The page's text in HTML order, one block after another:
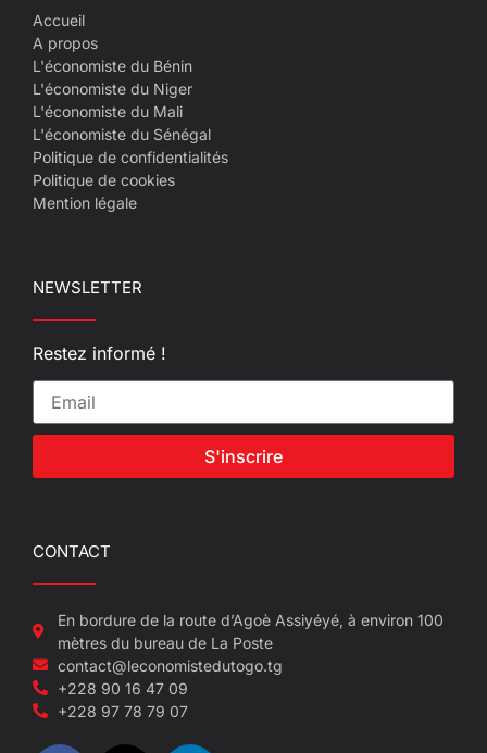
Accueil
A propos
L'économiste du Bénin
L'économiste du Niger
L'économiste du Mali
L'économiste du Sénégal
Politique de confidentialités
Politique de cookies
Mention légale
NEWSLETTER
Restez informé !
S'inscrire
CONTACT
En bordure de la route d’Agoè Assiyéyé, à environ 100
mètres du bureau de La Poste
contact@leconomistedutogo.tg
+228 90 16 47 09
+228 97 78 79 07